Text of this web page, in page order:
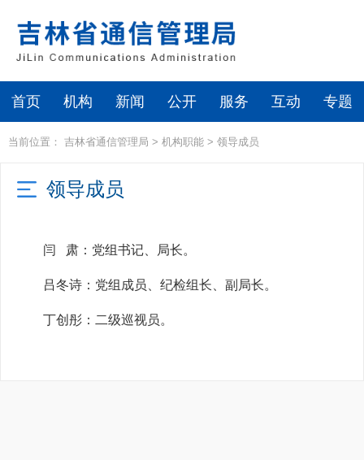
首页 机构 新闻 公开 服务 互动 专题
当前位置： 吉林省通信管理局 > 机构职能 > 领导成员
领导成员
闫 肃：党组书记、局长。
吕冬诗：党组成员、纪检组长、副局长。
丁创彤：二级巡视员。